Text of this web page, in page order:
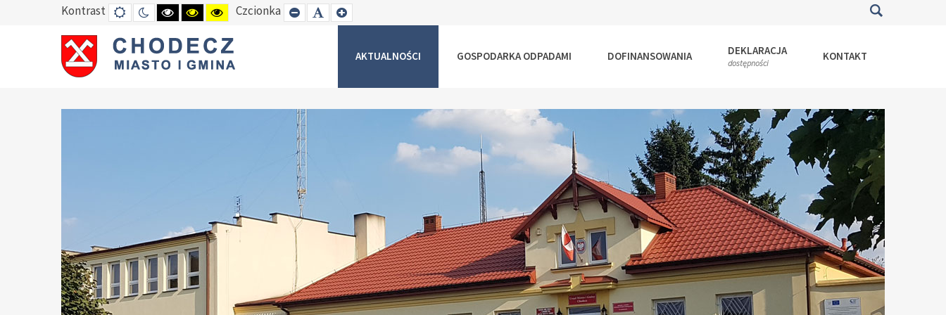
Kontrast DEFAULT
MODE
TRYB
NOCNY
HIGH
CONTRAST
BLACK
WHITE
MODE
HIGH
CONTRAST
BLACK
YELLOW
MODE
HIGH
CONTRAST
YELLOW
BLACK
MODE
Czcionka SET
SMALLER
SET
DEFAULT
SET
LARGER
AKTUALNOŚCI GOSPODARKA ODPADAMI DOFINANSOWANIA DEKLARACJA
dostępności KONTAKT